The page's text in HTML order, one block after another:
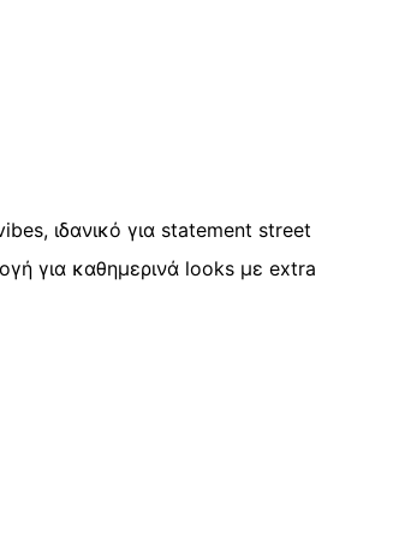
ιδανικό για statement street
για καθημερινά looks με extra